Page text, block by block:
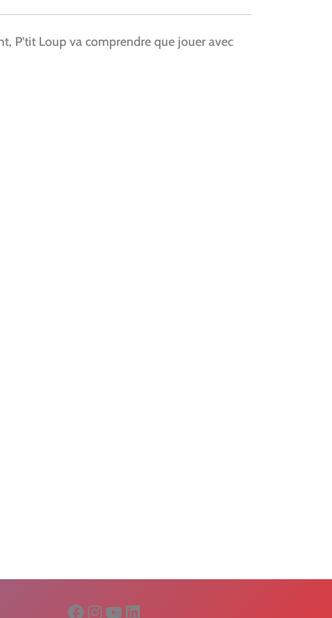
P’tit Loup va comprendre que jouer avec
Facebook
Instagram
YouTube
LinkedIn